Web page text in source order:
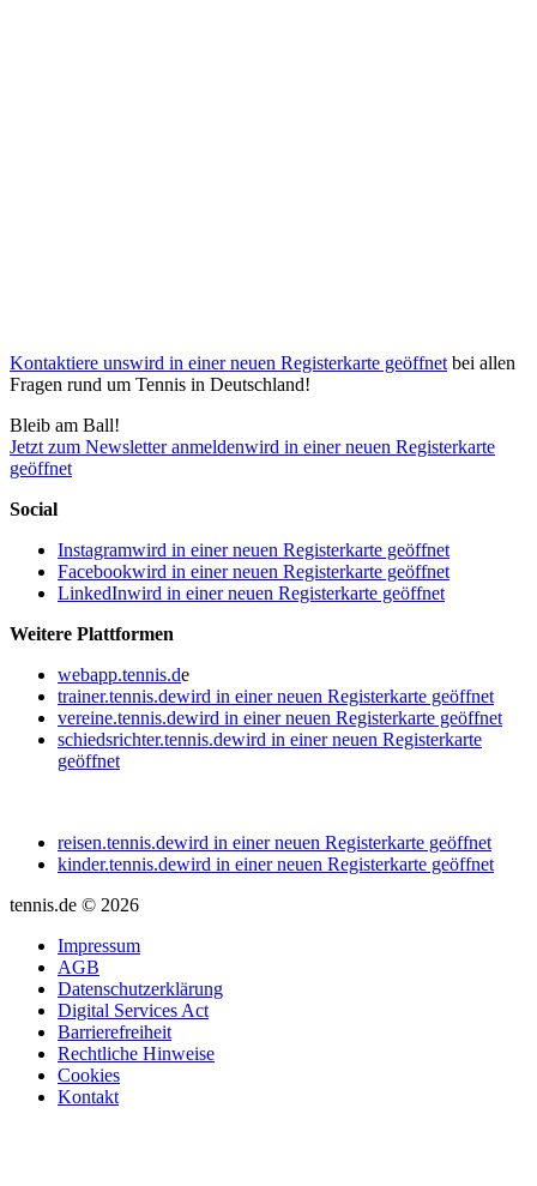
Kontaktiere unswird in einer neuen Registerkarte geöffnet bei allen
Fragen rund um Tennis in Deutschland!
Bleib am Ball!
Jetzt zum Newsletter anmeldenwird in einer neuen Registerkarte
geöffnet
Social
Instagramwird in einer neuen Registerkarte geöffnet
Facebookwird in einer neuen Registerkarte geöffnet
LinkedInwird in einer neuen Registerkarte geöffnet
Weitere Plattformen
webapp.tennis.de
trainer.tennis.dewird in einer neuen Registerkarte geöffnet
vereine.tennis.dewird in einer neuen Registerkarte geöffnet
schiedsrichter.tennis.dewird in einer neuen Registerkarte
geöffnet
reisen.tennis.dewird in einer neuen Registerkarte geöffnet
kinder.tennis.dewird in einer neuen Registerkarte geöffnet
tennis.de © 2026
Impressum
AGB
Datenschutzerklärung
Digital Services Act
Barrierefreiheit
Rechtliche Hinweise
Cookies
Kontakt